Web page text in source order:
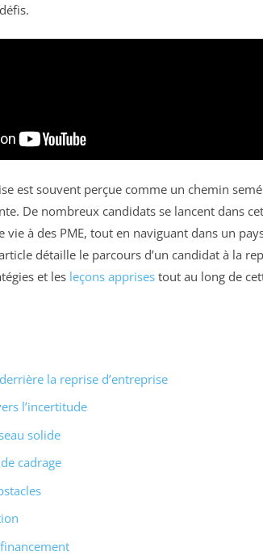
est souvent perçue comme un chemin
De nombreux candidats se lancent dans
vie à des PME, tout en naviguant dans un
détaille le parcours d’un candidat à la
et les leçons apprises tout au long de
la reprise d’entreprise
l’incertitude
solide
cadrage